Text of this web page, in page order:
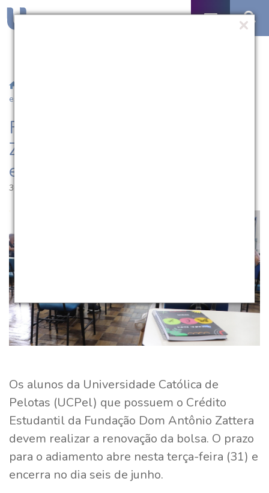
estudantil
Fundação Dom Antônio
Zattera renova crédito
estudantil
30.05.2022 | 17:31
Os alunos da Universidade Católica de
Pelotas (UCPel) que possuem o Crédito
Estudantil da Fundação Dom Antônio Zattera
devem realizar a renovação da bolsa. O prazo
para o adiamento abre nesta terça-feira (31) e
encerra no dia seis de junho.